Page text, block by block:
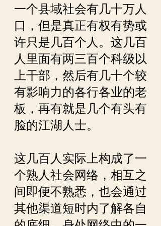
一个县域社会有几十万人
口，但是真正有权有势或
许只是几百个人。这几百
人里面有两三百个科级以
上干部，然后有几十个较
有影响力的各行各业的老
板，再有就是几个有头有
脸的江湖人士。
这几百人实际上构成了一
个熟人社会网络，相互之
间即便不熟悉，也会通过
其他渠道短时内了解各自